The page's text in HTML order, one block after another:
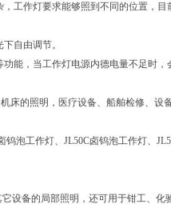
工作灯要求能够照到不同的位置，
自由调节。
能，当工作灯电源内德电量不足时
床的照明，医疗设备、船舶检修、设
钨泡工作灯、 JL50C卤钨泡工作灯、
设备的局部照明，还可用于钳工、化